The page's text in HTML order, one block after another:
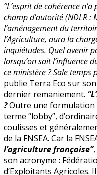
“L’esprit de cohérence
champ d’autorité (NDLR :
l’aménagement du
l’Agriculture, aura la
inquiétudes. Quel avenir
lorsqu’on sait l’influence
ce ministère ? Sale temps
publie Terra Eco sur
dernier remaniement.
?Outre une
terme “lobby”,
coulisses et
de la FNSEA. Car la
l’agriculture française”
son acronyme :
d’Exploitants Agricoles.